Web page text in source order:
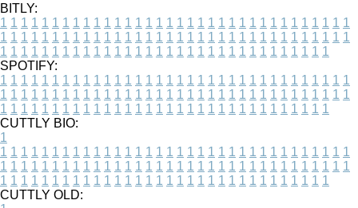
BITLY:
1 1 1 1 1 1 1 1 1 1 1 1 1 1 1 1 1 1 1 1 1 1 1 1 1 1 1 1 1 1 1 1 1 1
1 1 1 1 1 1 1 1 1 1 1 1 1 1 1 1 1 1 1 1 1 1 1 1 1 1 1 1 1 1 1 1 1 1
1 1 1 1 1 1 1 1 1 1 1 1 1 1 1 1 1 1 1 1 1 1 1 1 1 1 1 1 1 1 1 1
SPOTIFY:
1 1 1 1 1 1 1 1 1 1 1 1 1 1 1 1 1 1 1 1 1 1 1 1 1 1 1 1 1 1 1 1 1 1
1 1 1 1 1 1 1 1 1 1 1 1 1 1 1 1 1 1 1 1 1 1 1 1 1 1 1 1 1 1 1 1 1 1
1 1 1 1 1 1 1 1 1 1 1 1 1 1 1 1 1 1 1 1 1 1 1 1 1 1 1 1 1 1 1 1
CUTTLY BIO:
1
1 1 1 1 1 1 1 1 1 1 1 1 1 1 1 1 1 1 1 1 1 1 1 1 1 1 1 1 1 1 1 1 1 1
1 1 1 1 1 1 1 1 1 1 1 1 1 1 1 1 1 1 1 1 1 1 1 1 1 1 1 1 1 1 1 1 1 1
1 1 1 1 1 1 1 1 1 1 1 1 1 1 1 1 1 1 1 1 1 1 1 1 1 1 1 1 1 1 1 1
CUTTLY OLD: